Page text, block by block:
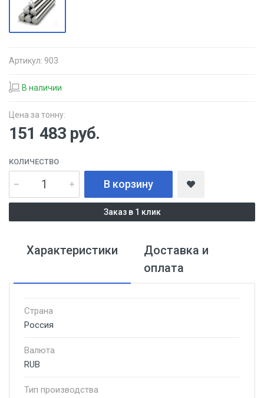
Артикул: 903
В наличии
Цена за тонну:
151 483 руб.
КОЛИЧЕСТВО
В корзину
Заказ в 1 клик
Характеристики
Доставка и
оплата
Страна
Россия
Валюта
RUB
Тип производства